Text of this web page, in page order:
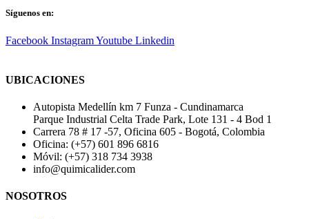
Síguenos en:
Facebook InstagramYoutube Linkedin
UBICACIONES
Autopista Medellín km 7 Funza - Cundinamarca
Parque Industrial Celta Trade Park, Lote 131 - 4 Bod 1
Carrera 78 # 17 -57, Oficina 605 - Bogotá, Colombia
Oficina: (+57) 601 896 6816
Móvil: (+57) 318 734 3938
info@quimicalider.com
NOSOTROS